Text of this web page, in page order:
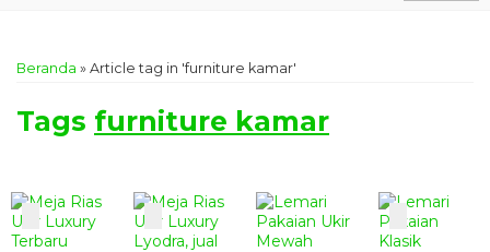
Beranda » Article tag in 'furniture kamar'
Tags furniture kamar